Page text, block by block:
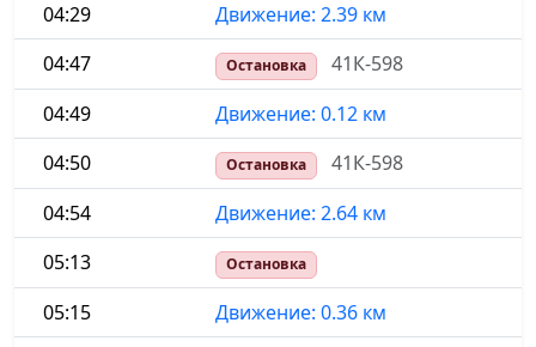
04:29
Движение: 2.39 км
04:47
Остановка
41К-598
04:49
Движение: 0.12 км
04:50
Остановка
41К-598
04:54
Движение: 2.64 км
05:13
Остановка
05:15
Движение: 0.36 км